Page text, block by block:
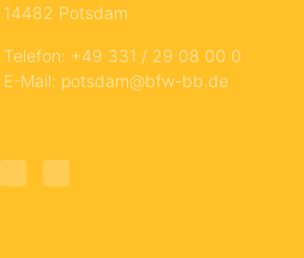
14482 Potsdam
Telefon: +49 331 / 29 08 00 0
E-Mail: potsdam@bfw-bb.de